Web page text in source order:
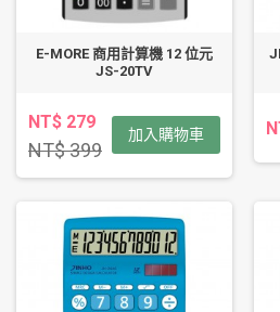
E-MORE 商用計算機 12 位元
JS-20TV
NT$ 279
NT$ 399
加入購物車